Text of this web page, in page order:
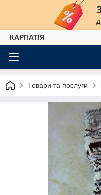
КАРПАТІЯ
Товари та послуги